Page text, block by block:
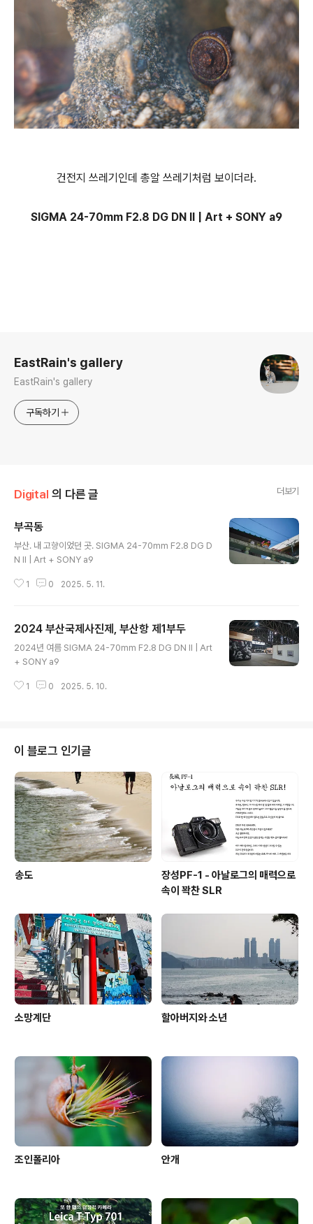
건전지 쓰레기인데 총알 쓰레기처럼 보이더라.
SIGMA 24-70mm F2.8 DG DN II | Art + SONY a9
EastRain's gallery
EastRain's gallery
구독하기
Digital 의 다른 글 더보기
부곡동
부산. 내 고향이었던 곳. SIGMA 24-70mm F2.8 DG D
N II | Art + SONY a9
1 0 2025. 5. 11.
2024 부산국제사진제, 부산항 제1부두
2024년 여름 SIGMA 24-70mm F2.8 DG DN II | Art
+ SONY a9
1 0 2025. 5. 10.
이 블로그 인기글
송도
장성PF-1 - 아날로그의 매력으로
속이 꽉찬 SLR
소망계단 할아버지와 소년
조인폴리아 안개